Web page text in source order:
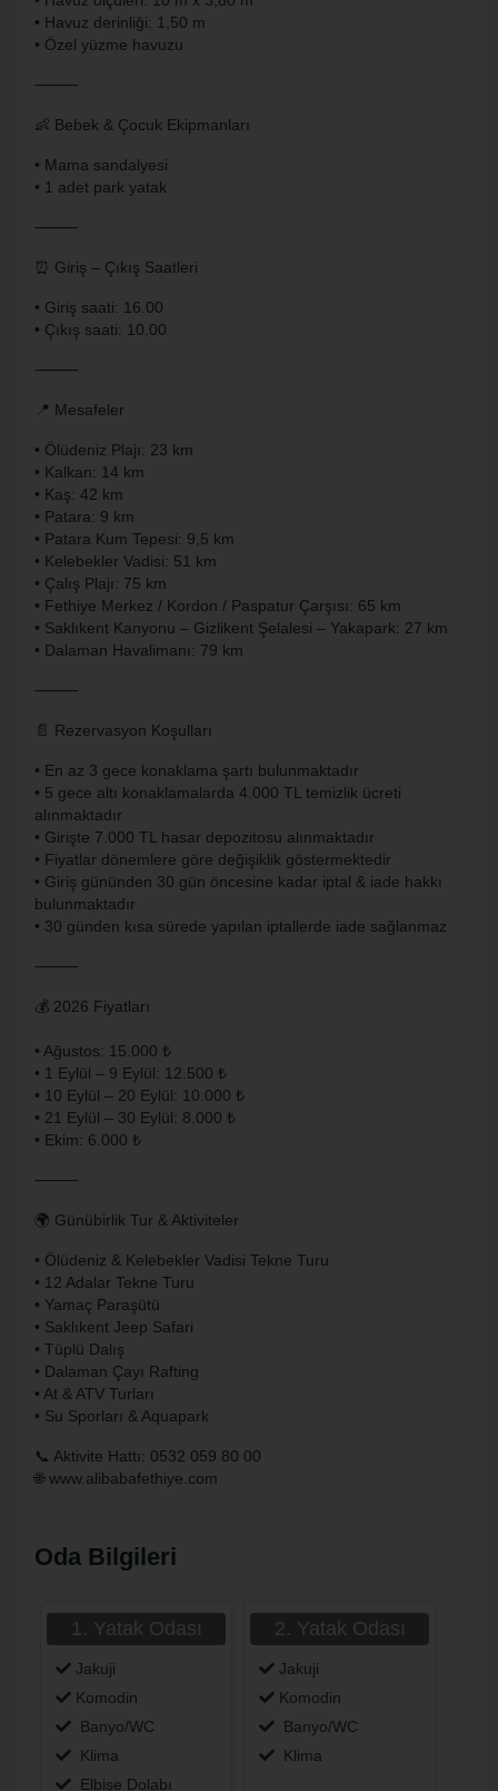
• Havuz derinliği: 1,50 m
• Özel yüzme havuzu
⸻
👶 Bebek & Çocuk Ekipmanları
• Mama sandalyesi
• 1 adet park yatak
⸻
⏰ Giriş – Çıkış Saatleri
• Giriş saati: 16.00
• Çıkış saati: 10.00
⸻
📍 Mesafeler
• Ölüdeniz Plajı: 23 km
• Kalkan: 14 km
• Kaş: 42 km
• Patara: 9 km
• Patara Kum Tepesi: 9,5 km
• Kelebekler Vadisi: 51 km
• Çalış Plajı: 75 km
• Fethiye Merkez / Kordon / Paspatur Çarşısı: 65 km
• Saklıkent Kanyonu – Gizlikent Şelalesi – Yakapark: 27 km
• Dalaman Havalimanı: 79 km
⸻
📄 Rezervasyon Koşulları
• En az 3 gece konaklama şartı bulunmaktadır
• 5 gece altı konaklamalarda 4.000 TL temizlik ücreti
alınmaktadır
• Girişte 7.000 TL hasar depozitosu alınmaktadır
• Fiyatlar dönemlere göre değişiklik göstermektedir
• Giriş gününden 30 gün öncesine kadar iptal & iade hakkı
bulunmaktadır
• 30 günden kısa sürede yapılan iptallerde iade sağlanmaz
⸻
💰 2026 Fiyatları
• Ağustos: 15.000 ₺
• 1 Eylül – 9 Eylül: 12.500 ₺
• 10 Eylül – 20 Eylül: 10.000 ₺
• 21 Eylül – 30 Eylül: 8.000 ₺
• Ekim: 6.000 ₺
⸻
🌍 Günübirlik Tur & Aktiviteler
• Ölüdeniz & Kelebekler Vadisi Tekne Turu
• 12 Adalar Tekne Turu
• Yamaç Paraşütü
• Saklıkent Jeep Safari
• Tüplü Dalış
• Dalaman Çayı Rafting
• At & ATV Turları
• Su Sporları & Aquapark
📞 Aktivite Hattı: 0532 059 80 00
🌐www.alibabafethiye.com
Oda Bilgileri
1. Yatak Odası
Jakuji
Komodin
Banyo/WC
Klima
Elbise Dolabı
2. Yatak Odası
Jakuji
Komodin
Banyo/WC
Klima